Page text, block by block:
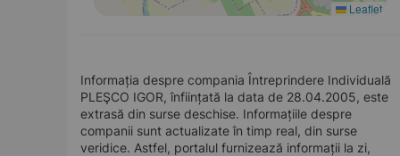
Leaflet
Informația despre compania Întreprindere Individuală
PLEŞCO IGOR, înființată la data de 28.04.2005, este
extrasă din surse deschise. Informațiile despre
companii sunt actualizate în timp real, din surse
veridice. Astfel, portalul furnizează informații la zi,